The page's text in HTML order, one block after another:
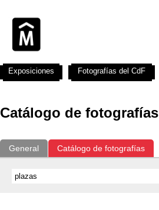
Catálogo de fotografías
General Catálogo de fotografías
Exposiciones Fotografías del CdF